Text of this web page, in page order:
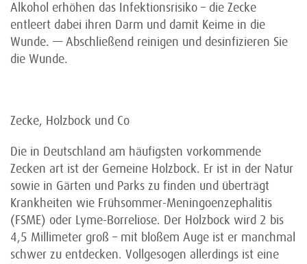
Alkohol erhöhen das Infektionsrisiko – die Zecke
entleert dabei ihren Darm und damit Keime in die
Wunde. — Abschließend reinigen und desinfizieren Sie
die Wunde.
Zecke, Holzbock und Co
Die in Deutschland am häufigsten vorkommende
Zecken art ist der Gemeine Holzbock. Er ist in der Natur
sowie in Gärten und Parks zu finden und überträgt
Krankheiten wie Frühsommer-Meningoenzephalitis
(FSME) oder Lyme-Borreliose. Der Holzbock wird 2 bis
4,5 Millimeter groß – mit bloßem Auge ist er manchmal
schwer zu entdecken. Vollgesogen allerdings ist eine